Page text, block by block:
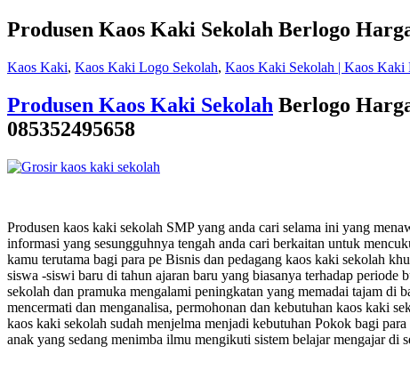
Produsen Kaos Kaki Sekolah Berlogo
Kaos Kaki, Kaos Kaki Logo Sekolah, Kaos Kaki Sekolah | Kaos Kaki
Produsen Kaos Kaki Sekolah Berlogo
085352495658
Produsen kaos kaki sekolah SMP yang anda cari selama ini yang
informasi yang sesungguhnya tengah anda cari berkaitan untuk
kamu terutama bagi para pe Bisnis dan pedagang kaos kaki sekolah
siswa -siswi baru di tahun ajaran baru yang biasanya terhadap
sekolah dan pramuka mengalami peningkatan yang memadai tajam di
mencermati dan menganalisa, permohonan dan kebutuhan kaos kaki
kaos kaki sekolah sudah menjelma menjadi kebutuhan Pokok bagi
anak yang sedang menimba ilmu mengikuti sistem belajar mengajar di